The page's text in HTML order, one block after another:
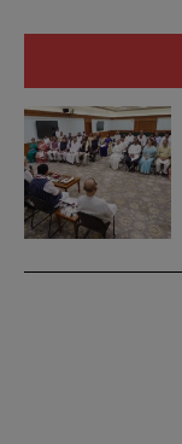
N
a
m
e
*
a
N
a
m
e
*
a